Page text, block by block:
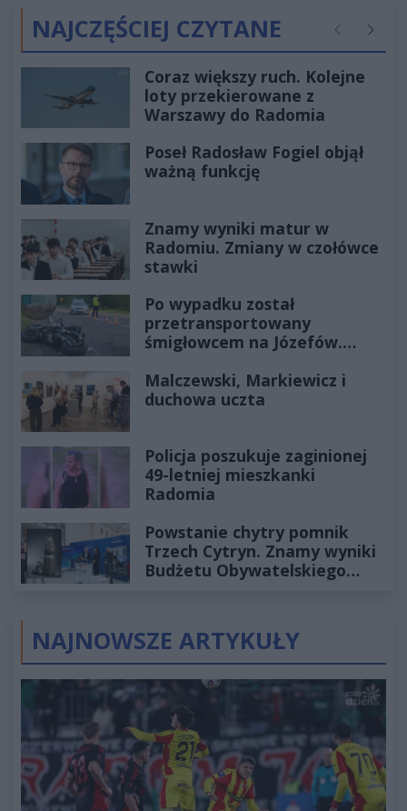
NAJCZĘŚCIEJ CZYTANE Poprzednie
Coraz większy ruch. Kolejne
loty przekierowane z
Warszawy do Radomia
Poseł Radosław Fogiel objął
ważną funkcję
Znamy wyniki matur w
Radomiu. Zmiany w czołówce
stawki
Po wypadku został
przetransportowany
śmigłowcem na Józefów.
Malczewski, Markiewicz i
duchowa uczta
Policja poszukuje zaginionej
49-letniej mieszkanki
Radomia
Powstanie chytry pomnik
Trzech Cytryn. Znamy wyniki
Budżetu Obywatelskiego
NAJNOWSZE ARTYKUŁY